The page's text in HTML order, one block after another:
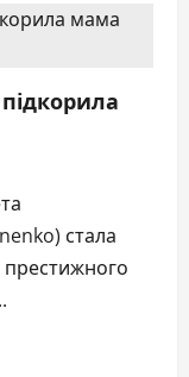
стала